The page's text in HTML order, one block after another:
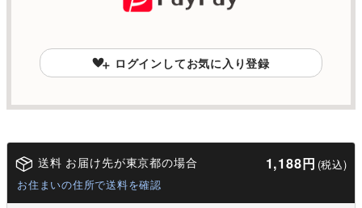
ログインしてお気に入り登録
送料 お届け先が東京都の場合 1,188円 (税込)
お住まいの住所で送料を確認